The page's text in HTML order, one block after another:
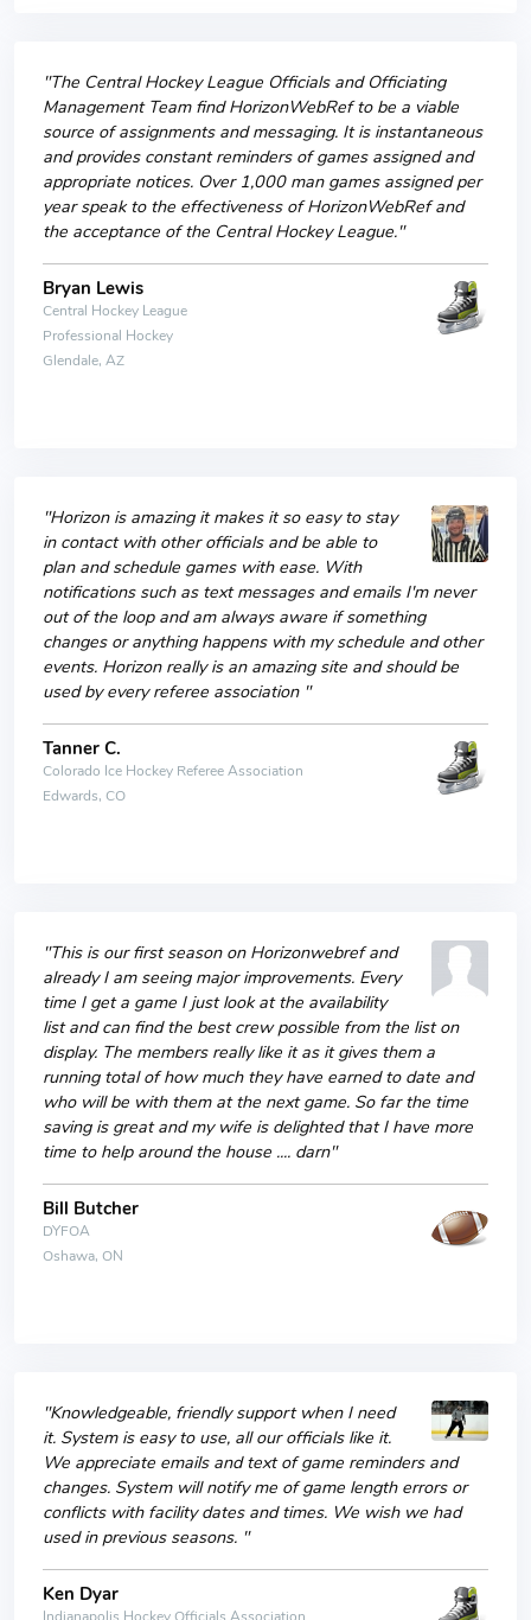
"The Central Hockey League Officials and Officiating
Management Team find HorizonWebRef to be a viable
source of assignments and messaging. It is instantaneous
and provides constant reminders of games assigned and
appropriate notices. Over 1,000 man games assigned per
year speak to the effectiveness of HorizonWebRef and
the acceptance of the Central Hockey League."
Bryan Lewis
Central Hockey League
Professional Hockey
Glendale, AZ
"Horizon is amazing it makes it so easy to stay
in contact with other officials and be able to
plan and schedule games with ease. With
notifications such as text messages and emails I'm never
out of the loop and am always aware if something
changes or anything happens with my schedule and other
events. Horizon really is an amazing site and should be
used by every referee association "
Tanner C.
Colorado Ice Hockey Referee Association
Edwards, CO
"This is our first season on Horizonwebref and
already I am seeing major improvements. Every
time I get a game I just look at the availability
list and can find the best crew possible from the list on
display. The members really like it as it gives them a
running total of how much they have earned to date and
who will be with them at the next game. So far the time
saving is great and my wife is delighted that I have more
time to help around the house .... darn"
Bill Butcher
DYFOA
Oshawa, ON
"Knowledgeable, friendly support when I need
it. System is easy to use, all our officials like it.
We appreciate emails and text of game reminders and
changes. System will notify me of game length errors or
conflicts with facility dates and times. We wish we had
used in previous seasons. "
Ken Dyar
Indianapolis Hockey Officials Association